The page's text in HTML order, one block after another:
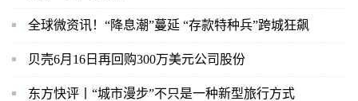
全球微资讯！“降息潮”蔓延 “存款特种兵”跨城狂飙
贝壳6月16日再回购300万美元公司股份
东方快评丨“城市漫步”不只是一种新型旅行方式